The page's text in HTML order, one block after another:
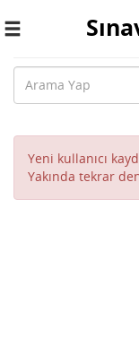
Toggle
Yeni kullanıcı
Yakında tekrar